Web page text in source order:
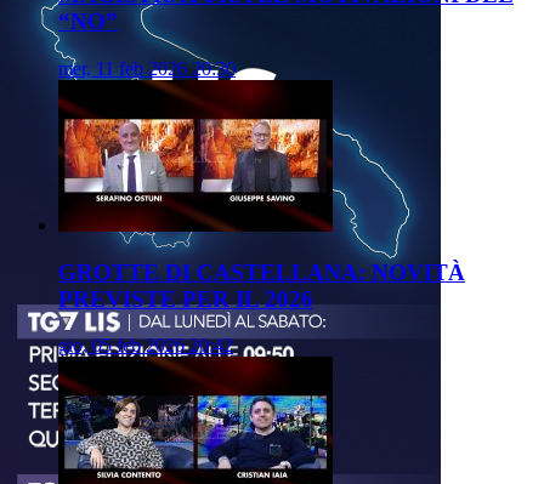
“NO”
mer, 11 feb 2026 20:30
GROTTE DI CASTELLANA: NOVITÀ
PREVISTE PER IL 2026
gio, 05 feb 2026 20:42